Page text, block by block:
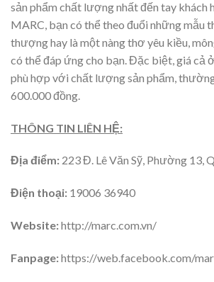
sản phẩm chất lượng nhất đến tay khách
MARC, bạn có thể theo đuổi những mẫu
thượng hay là một nàng thơ yêu kiều,
có thể đáp ứng cho bạn. Đặc biệt, giá cả
phù hợp với chất lượng sản phẩm,
600.000 đồng.
THÔNG TIN LIÊN HỆ:
Địa điểm: 223 Đ. Lê Văn Sỹ, Phường 13,
Điện thoại: 19006 36940
Website:http://marc.com.vn/
Fanpage:https://web.facebook.com/